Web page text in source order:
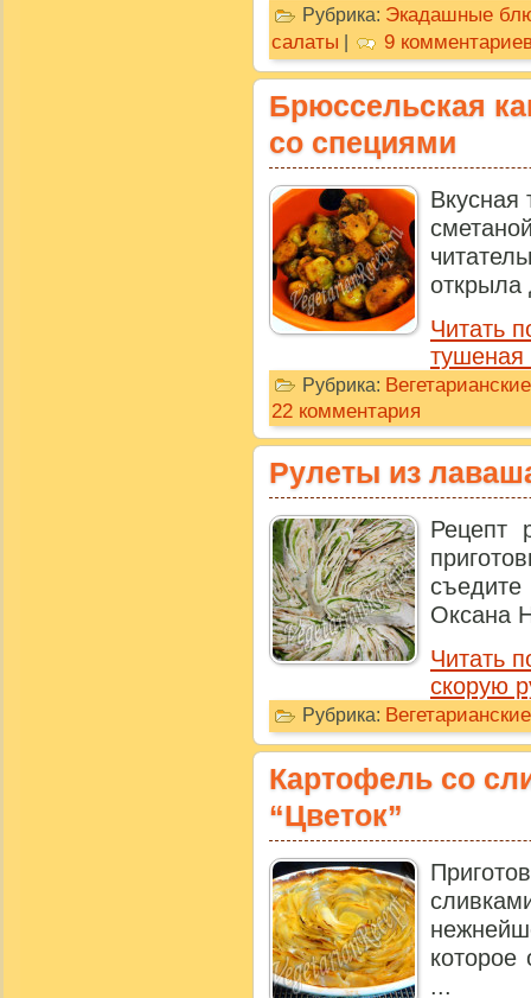
Рубрика: Экадашные
салаты
9
Брюссельская
со специями
Вкусная
открыла
Читать
тушеная
Рубрика:
22 комментария
Рулеты из
Рецепт
Оксана
Читать
скорую
Рубрика:
Картофель со
“Цветок”
которое
...